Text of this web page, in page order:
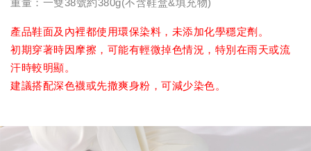
重量：一雙38號約380g(不含鞋盒&填充物)
產品鞋面及內裡都使用環保染料，未添加化學穩定劑。
初期穿著時因摩擦，可能有輕微掉色情況，特別在雨天或流
汗時較明顯。
建議搭配深色襪或先撒爽身粉，可減少染色。